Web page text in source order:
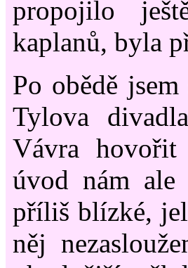
propojilo
kaplanů, byla
Po obědě
Tylova
Vávra
úvod nám
příliš blízké,
něj